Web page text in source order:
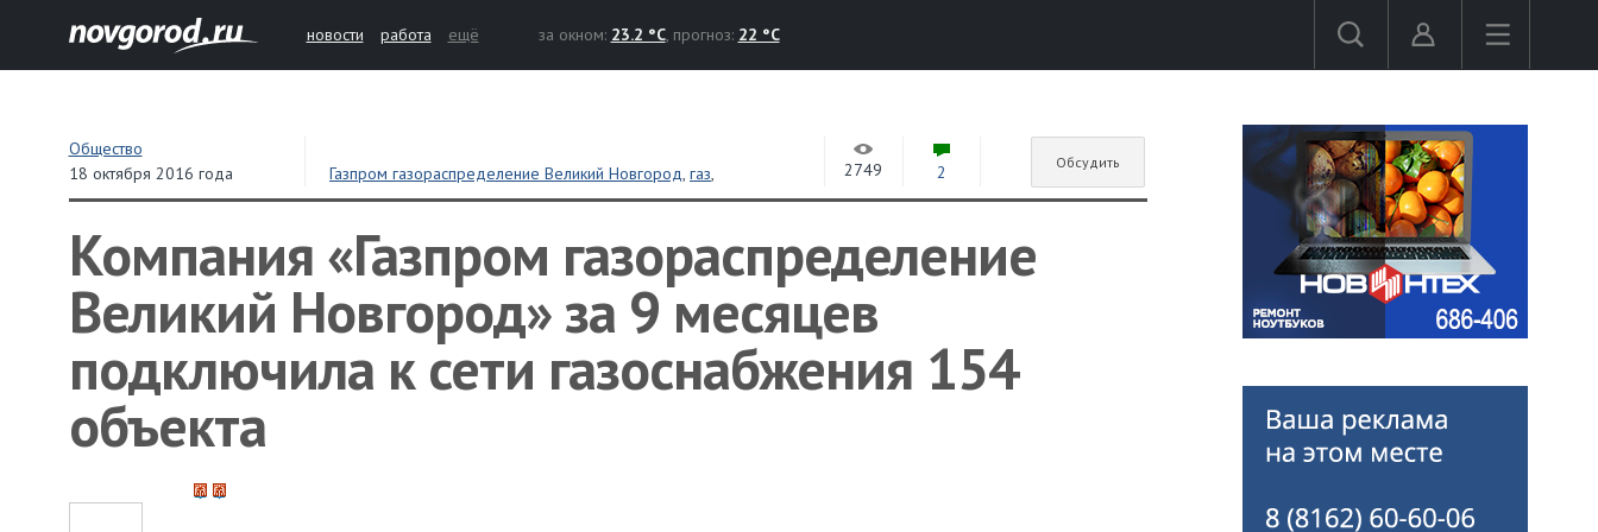
новости работа ещё за окном: 23.2 °C, прогноз: 22 °C
Общество
18 октября 2016 года
Газпром газораспределение Великий Новгород,газ,
газоснабжение
2749 2 Обсудить
Компания «Газпром газораспределение
Великий Новгород» за 9 месяцев
подключила к сети газоснабжения 154
объекта